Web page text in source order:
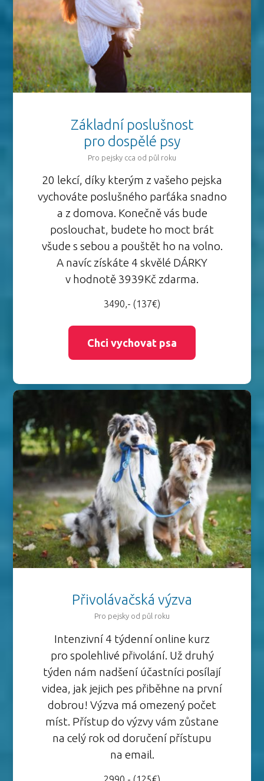
Základní poslušnost
pro dospělé psy
Pro pejsky cca od půl roku
20 lekcí, díky kterým z vašeho pejska
vychováte poslušného parťáka snadno
a z domova. Konečně vás bude
poslouchat, budete ho moct brát
všude s sebou a pouštět ho na volno.
A navíc získáte 4 skvělé DÁRKY
v hodnotě 3939Kč zdarma.
3490,- (137€)
Chci vychovat psa
Přivolávačská výzva
Pro pejsky od půl roku
Intenzivní 4 týdenní online kurz
pro spolehlivé přivolání. Už druhý
týden nám nadšení účastníci posílají
videa, jak jejich pes přiběhne na první
dobrou! Výzva má omezený počet
míst. Přístup do výzvy vám zůstane
na celý rok od doručení přístupu
na email.